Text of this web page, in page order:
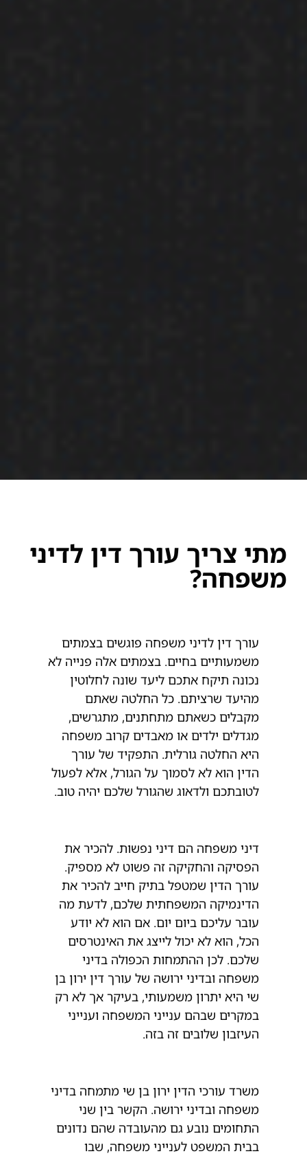
מתי צריך עורך דין לדיני
משפחה?
עורך דין לדיני משפחה פוגשים בצמתים
משמעותיים בחיים. בצמתים אלה פנייה לא
נכונה תיקח אתכם ליעד שונה לחלוטין
מהיעד שרציתם. כל החלטה שאתם
מקבלים כשאתם מתחתנים, מתגרשים,
מגדלים ילדים או מאבדים קרוב משפחה
היא החלטה גורלית. התפקיד של עורך
הדין הוא לא לסמוך על הגורל, אלא לפעול
לטובתכם ולדאוג שהגורל שלכם יהיה טוב.
דיני משפחה הם דיני נפשות. להכיר את
הפסיקה והחקיקה זה פשוט לא מספיק.
עורך הדין שמטפל בתיק חייב להכיר את
הדינמיקה המשפחתית שלכם, לדעת מה
עובר עליכם ביום יום. אם הוא לא יודע
הכל, הוא לא יכול לייצג את האינטרסים
שלכם. לכן ההתמחות הכפולה בדיני
משפחה ובדיני ירושה של עורך דין ירון בן
שי היא יתרון משמעותי, בעיקר אך לא רק
במקרים שבהם ענייני המשפחה וענייני
העיזבון שלובים זה בזה.
משרד עורכי הדין ירון בן שי מתמחה בדיני
משפחה ובדיני ירושה. הקשר בין שני
התחומים נובע גם מהעובדה שהם נדונים
בבית המשפט לענייני משפחה, שבו